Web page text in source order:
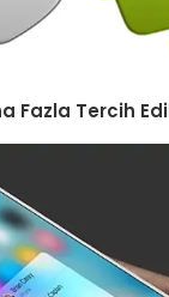
Fazla Tercih